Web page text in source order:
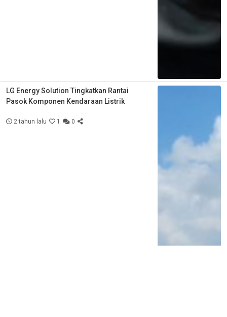
LG Energy Solution Tingkatkan Rantai
Pasok Komponen Kendaraan Listrik
2 tahun lalu 1 0